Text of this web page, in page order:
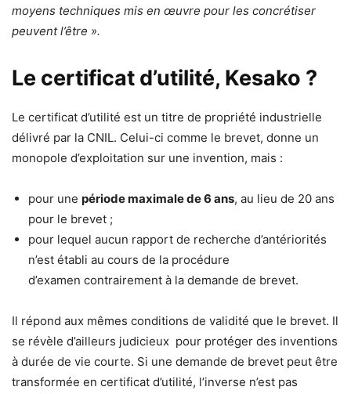
moyens techniques mis en œuvre pour les concrétiser
peuvent l’être ».
Le certificat d’utilité, Kesako ?
Le certificat d’utilité est un titre de propriété industrielle
délivré par la CNIL. Celui-ci comme le brevet, donne un
monopole d’exploitation sur une invention, mais :
pour une période maximale de 6 ans, au lieu de 20 ans
pour le brevet ;
pour lequel aucun rapport de recherche d’antériorités
n’est établi au cours de la procédure
d’examen contrairement à la demande de brevet.
Il répond aux mêmes conditions de validité que le brevet. Il
se révèle d’ailleurs judicieux pour protéger des inventions
à durée de vie courte. Si une demande de brevet peut être
transformée en certificat d’utilité, l’inverse n’est pas